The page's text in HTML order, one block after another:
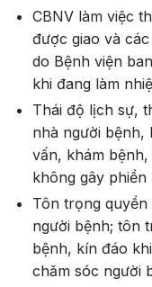
CBNV làm việc
được giao và
do Bệnh viện
khi đang làm
Thái độ lịch sự,
nhà người bệnh,
vấn, khám
không gây
Tôn trọng
người bệnh; tôn
bệnh, kín đáo
chăm sóc người